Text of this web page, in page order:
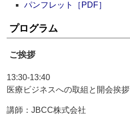
パンフレット［PDF］
プログラム
ご挨拶
13:30-13:40
医療ビジネスへの取組と開会挨拶
講師：JBCC株式会社